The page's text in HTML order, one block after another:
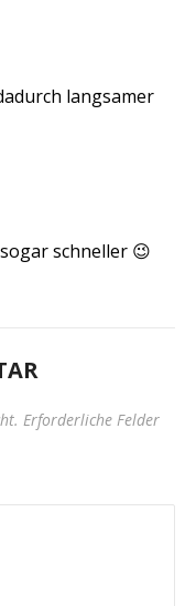
langsamer
schneller 😉
Erforderliche Felder